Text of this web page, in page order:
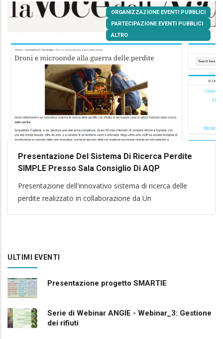
ORGANIZZAZIONE EVENTI PUBBLICI
PARTECIPAZIONE EVENTI PUBBLICI
ALTRO
Presentazione Del Sistema Di Ricerca Perdite
SIMPLE Presso Sala Consiglio Di AQP
Presentazione dell'innovativo sistema di ricerca delle
perdite realizzato in collaborazione da Un
ULTIMI EVENTI
Presentazione progetto SMARTIE
Serie di Webinar ANGIE - Webinar_3: Gestione
dei rifiuti